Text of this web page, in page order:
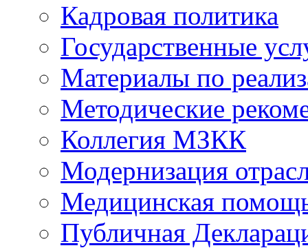
Кадровая политика
Государственные
Материалы по
Методические
Коллегия МЗКК
Модернизация
Медицинская
Публичная